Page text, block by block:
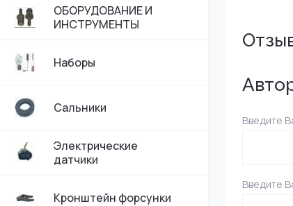
ОБОРУДОВАНИЕ И
ИНСТРУМЕНТЫ
Наборы
Сальники
Электрические
датчики
Кронштейн форсунки
Введите
Введите